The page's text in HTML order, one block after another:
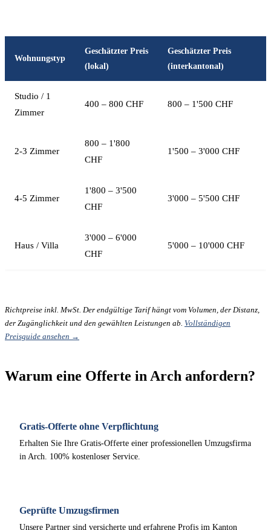
Wohnungstyp
Geschätzter Preis
(lokal)
Geschätzter Preis
(interkantonal)
Studio / 1
Zimmer
400 – 800 CHF 800 – 1'500 CHF
2-3 Zimmer
800 – 1'800
CHF
1'500 – 3'000 CHF
4-5 Zimmer
1'800 – 3'500
CHF
3'000 – 5'500 CHF
Haus / Villa
3'000 – 6'000
CHF
5'000 – 10'000 CHF
Richtpreise inkl. MwSt. Der endgültige Tarif hängt vom Volumen, der Distanz,
der Zugänglichkeit und den gewählten Leistungen ab. Vollständigen
Preisguide ansehen →
Warum eine Offerte in Arch anfordern?
Gratis-Offerte ohne Verpflichtung
Erhalten Sie Ihre Gratis-Offerte einer professionellen Umzugsfirma
in Arch. 100% kostenloser Service.
Geprüfte Umzugsfirmen
Unsere Partner sind versicherte und erfahrene Profis im Kanton